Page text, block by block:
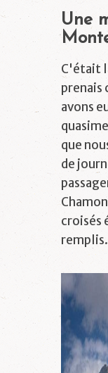
Une
C'était
prenais
avons
que
de
croisés
remplis.